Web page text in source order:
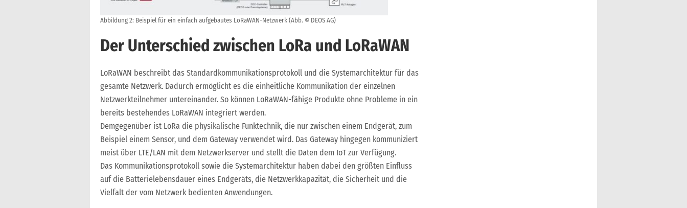
Abbildung 2: Beispiel für ein einfach aufgebautes LoRaWAN-Netzwerk (Abb. © DEOS AG)
Der Unterschied zwischen LoRa und LoRaWAN
LoRaWAN beschreibt das Standardkommunikationsprotokoll und die Systemarchitektur für das
gesamte Netzwerk. Dadurch ermöglicht es die einheitliche Kommunikation der einzelnen
Netzwerkteilnehmer untereinander. So können LoRaWAN-fähige Produkte ohne Probleme in ein
bereits bestehendes LoRaWAN integriert werden.
Demgegenüber ist LoRa die physikalische Funktechnik, die nur zwischen einem Endgerät, zum
Beispiel einem Sensor, und dem Gateway verwendet wird. Das Gateway hingegen kommuniziert
meist über LTE/LAN mit dem Netzwerkserver und stellt die Daten dem IoT zur Verfügung.
Das Kommunikationsprotokoll sowie die Systemarchitektur haben dabei den größten Einfluss
auf die Batterielebensdauer eines Endgeräts, die Netzwerkkapazität, die Sicherheit und die
Vielfalt der vom Netzwerk bedienten Anwendungen.